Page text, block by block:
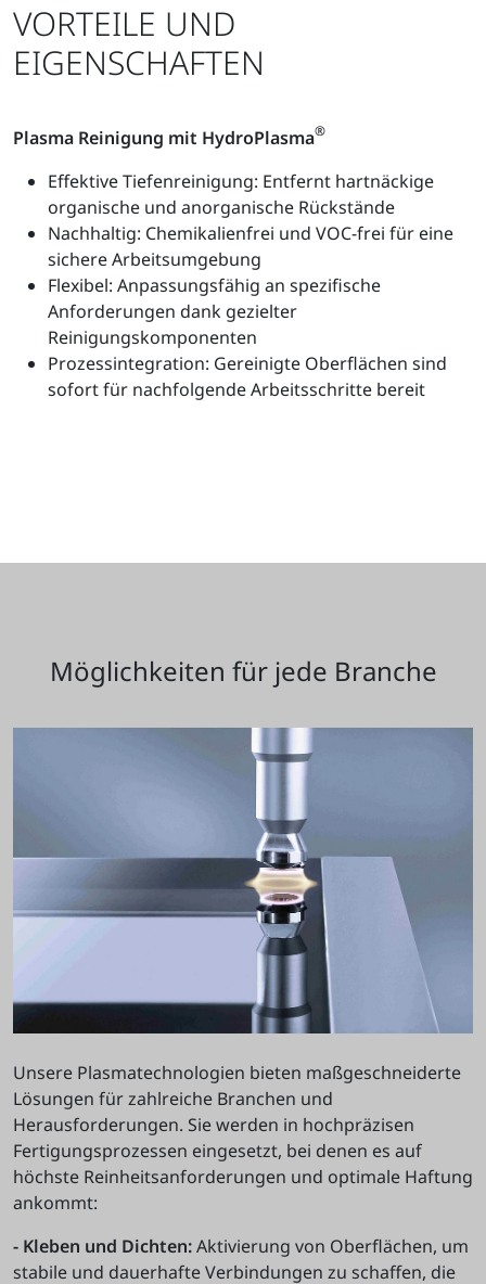
VORTEILE UND
EIGENSCHAFTEN
Plasma Reinigung mit HydroPlasma®
Effektive Tiefenreinigung: Entfernt hartnäckige
organische und anorganische Rückstände
Nachhaltig: Chemikalienfrei und VOC-frei für eine
sichere Arbeitsumgebung
Flexibel: Anpassungsfähig an spezifische
Anforderungen dank gezielter
Reinigungskomponenten
Prozessintegration: Gereinigte Oberflächen sind
sofort für nachfolgende Arbeitsschritte bereit
Möglichkeiten für jede Branche
Unsere Plasmatechnologien bieten maßgeschneiderte
Lösungen für zahlreiche Branchen und
Herausforderungen. Sie werden in hochpräzisen
Fertigungsprozessen eingesetzt, bei denen es auf
höchste Reinheitsanforderungen und optimale Haftung
ankommt:
- Kleben und Dichten:Aktivierung von Oberflächen, um
stabile und dauerhafte Verbindungen zu schaffen, die